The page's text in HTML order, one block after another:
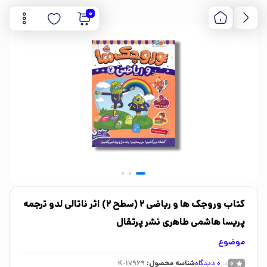
0
کتاب وروجک ها و ریاضی 2 (سطح 2) اثر ناتالی لدو ترجمه
پریسا هاشمی طاهری نشر پرتقال
موضوع
0
0 دیدگاهشناسه محصول: K-17969